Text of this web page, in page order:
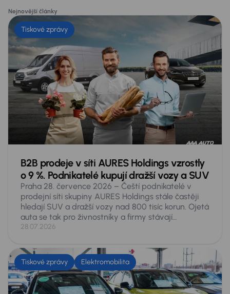
Nejnovější články
Tiskové zprávy
B2B prodeje v síti AURES Holdings vzrostly
o 9 %. Podnikatelé kupují dražší vozy a SUV
Praha 28. července 2026 – Čeští podnikatelé v
prodejní síti skupiny AURES Holdings stále častěji
hledají SUV a dražší vozy nad 800 tisíc korun. Ojetá
auta se tak pro živnostníky a firmy stávají
plnohodnotnou alternativou k novým. V prvním
4 310 vozů, meziročně o 359 aut víc, tedy o 9
procent. SUV tvořila o pětinu víc než loni, zatímco
kombi se prodalo o 3 procenta méně. Nejrychleji
rostla dražší auta: v rozmezí 800 až 999 tisíc korun
se prodalo o 29 procent více aut a nad milion o 23
28.07.2026
Tiskové zprávy Elektromobilita